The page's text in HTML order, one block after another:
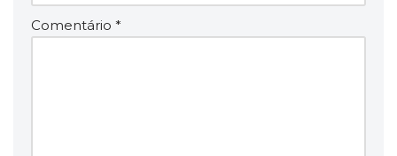
Comentário *